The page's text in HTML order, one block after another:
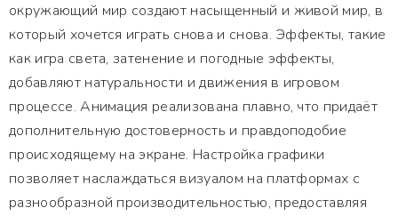
окружающий мир создают насыщенный и живой мир, в
который хочется играть снова и снова. Эффекты, такие
как игра света, затенение и погодные эффекты,
добавляют натуральности и движения в игровом
процессе. Анимация реализована плавно, что придаёт
дополнительную достоверность и правдоподобие
происходящему на экране. Настройка графики
позволяет наслаждаться визуалом на платформах с
разнообразной производительностью, предоставляя